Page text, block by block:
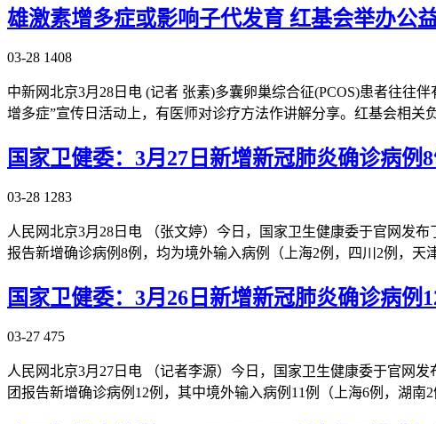
雄激素增多症或影响子代发育 红基会举办公
03-28 1408
中新网北京3月28日电 (记者 张素)多囊卵巢综合征(PCOS)患者往往
增多症”宣传日活动上，有医师对诊疗方法作讲解分享。红基会相关
国家卫健委：3月27日新增新冠肺炎确诊病例
03-28 1283
人民网北京3月28日电 （张文婷）今日，国家卫生健康委于官网发
报告新增确诊病例8例，均为境外输入病例（上海2例，四川2例，天
国家卫健委：3月26日新增新冠肺炎确诊病例
03-27 475
人民网北京3月27日电 （记者李源）今日，国家卫生健康委于官网
团报告新增确诊病例12例，其中境外输入病例11例（上海6例，湖